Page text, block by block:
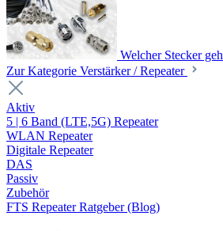
Welcher Stecker
Zur Kategorie Verstärker / Repeater
Aktiv
5 | 6 Band (LTE,5G) Repeater
WLAN Repeater
Digitale Repeater
DAS
Passiv
Zubehör
FTS Repeater Ratgeber (Blog)